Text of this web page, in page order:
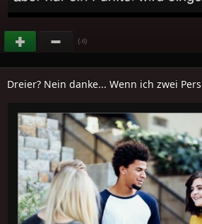
(-6)
Dreier? Nein danke... Wenn ich zwei